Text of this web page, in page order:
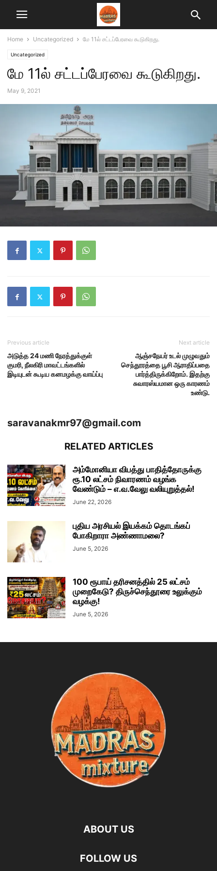
Home Uncategorized மே 11ல் சட்டப்பேரவை கூடுகிறது.
Uncategorized
மே 11ல் சட்டப்பேரவை கூடுகிறது.
May 9, 2021
Previous article
அடுத்த 24 மணி நேரத்துக்குள்
குமரி, நீலகிரி மாவட்டங்களில்
இடியுடன் கூடிய கனமழக்கு வாய்ப்பு
Next article
ஆஞ்சநேயர் உடல் முழுவதும்
செந்தூரத்தை பூசி ஆராதிப்பதை
பார்த்திருக்கிறோம். இதற்கு
சுவாரஸ்யமான ஒரு காரணம்
உண்டு.
saravanakmr97@gmail.com
RELATED ARTICLES
அம்மோனியா விபத்து பாதித்தோருக்கு
ரூ.10 லட்சம் நிவாரணம் வழங்க
வேண்டும் – எ.வ.வேலு வலியுறுத்தல்!
June 22, 2026
புதிய அரசியல் இயக்கம் தொடங்கப்
போகிறாரா அண்ணாமலை?
June 5, 2026
100 ரூபாய் தரிசனத்தில் 25 லட்சம்
முறைகேடு? திருச்செந்தூரை உலுக்கும்
வழக்கு!
June 5, 2026
ABOUT US
FOLLOW US